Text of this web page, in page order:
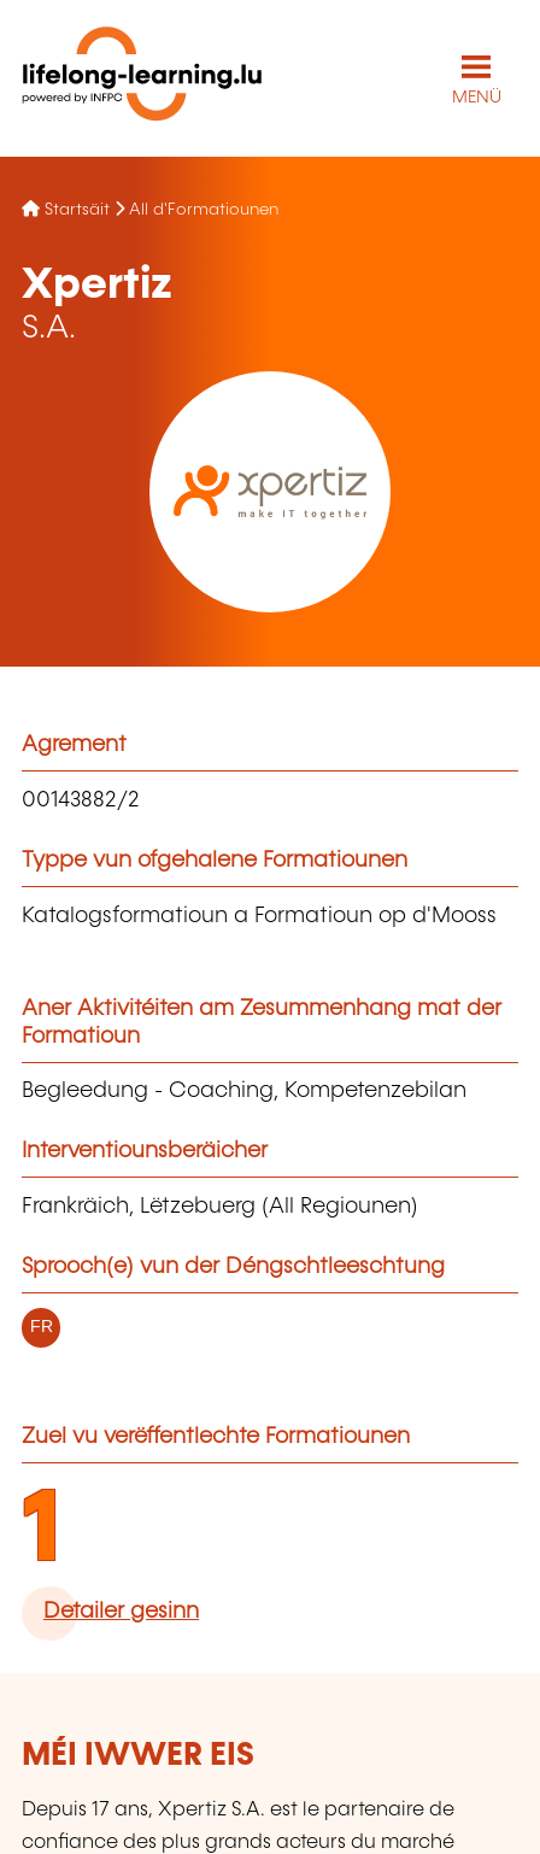
MENÜ
Startsäit All d'Formatiounen
Xpertiz
S.A.
Agrement
00143882/2
Typpe vun ofgehalene Formatiounen
Katalogsformatioun a Formatioun op d'Mooss
Aner Aktivitéiten am Zesummenhang mat der
Formatioun
Begleedung - Coaching, Kompetenzebilan
Interventiounsberäicher
Frankräich, Lëtzebuerg (All Regiounen)
Sprooch(e) vun der Déngschtleeschtung
FR
Zuel vu verëffentlechte Formatiounen
1
Detailer gesinn
MÉI IWWER EIS
Depuis 17 ans, Xpertiz S.A. est le partenaire de
confiance des plus grands acteurs du marché